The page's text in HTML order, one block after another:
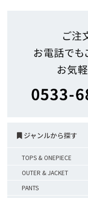
ジャンルから探す
TOPS & ONEPIECE
OUTER & JACKET
PANTS